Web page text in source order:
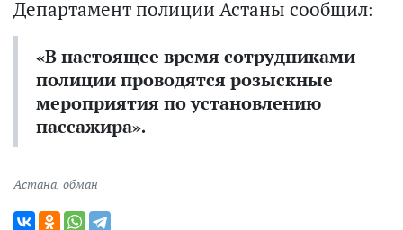
Департамент полиции Астаны сообщил:
«В настоящее время сотрудниками
полиции проводятся розыскные
мероприятия по установлению
пассажира».
Астана обман